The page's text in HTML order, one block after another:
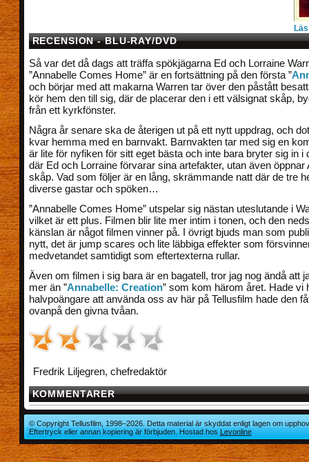
RECENSION - BLU-RAY/DVD
Så var det då dags att träffa spökjägarna Ed och Lorraine
”Annabelle Comes Home” är en fortsättning på den första ”
och börjar med att makarna Warren tar över den påstått
kör hem den till sig, där de placerar den i ett välsignat skåp,
från ett kyrkfönster.
Några år senare ska de återigen ut på ett nytt uppdrag, och
kvar hemma med en barnvakt. Barnvakten tar med sig en
är lite för nyfiken för sitt eget bästa och inte bara bryter sig in i
där Ed och Lorraine förvarar sina artefakter, utan även öppnar
skåp. Vad som följer är en lång, skrämmande natt där de tre
diverse gastar och spöken…
”Annabelle Comes Home” utspelar sig nästan uteslutande i
vilket är ett plus. Filmen blir lite mer intim i tonen, och den
känslan är något filmen vinner på. I övrigt bjuds man som
nytt, det är jump scares och lite läbbiga effekter som
medvetandet samtidigt som eftertexterna rullar.
Även om filmen i sig bara är en bagatell, tror jag nog ändå att
mer än ”Annabelle: Creation” som kom härom året. Hade vi
halvpoängare att använda oss av här på Tellusfilm hade den
ovanpå den givna tvåan.
Fredrik Liljegren, chefredaktör
KOMMENTARER
© Copyright Tellusfilm, 1998–2026. Detta material är skyddat enligt lagen om
Eftertryck eller annan kopiering är förbjuden. Hostad hosLevonline